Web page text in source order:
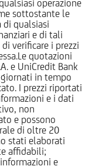
operazione
sottostante le
di qualsiasi
e di tali
verificare i prezzi
quotazioni
e UniCredit Bank
in tempo
I prezzi riportati
e i dati
non
e possono
di oltre 20
stati elaborati
affidabili;
e